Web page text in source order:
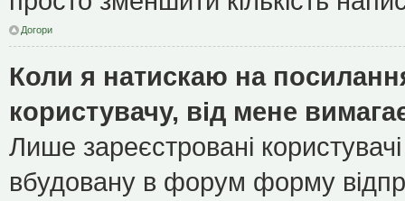
Догори
Коли я натискаю на
користувачу, від мене
Лише зареєстровані
вбудовану в форум форму